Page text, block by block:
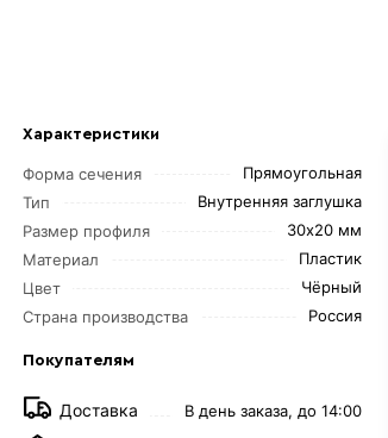
Характеристики
Форма сечения
Прямоугольная
Тип
Внутренняя заглушка
Размер профиля
30х20 мм
Материал
Пластик
Цвет
Чёрный
Страна производства
Россия
Покупателям
Доставка В день заказа, до 14:00